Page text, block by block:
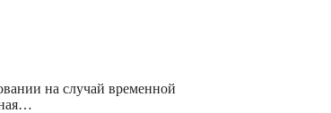
на случай временной